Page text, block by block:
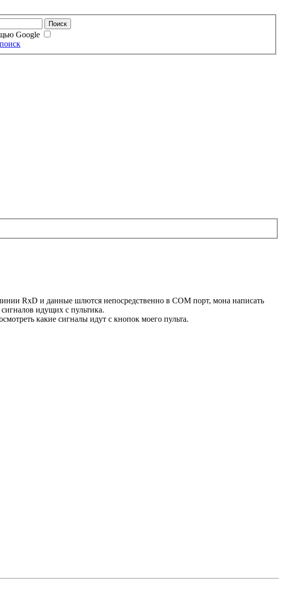
Google
RxD и данные шлются непосредственно в СОМ порт, мона написать
идущих с пультика.
какие сигналы идут с кнопок моего пульта.